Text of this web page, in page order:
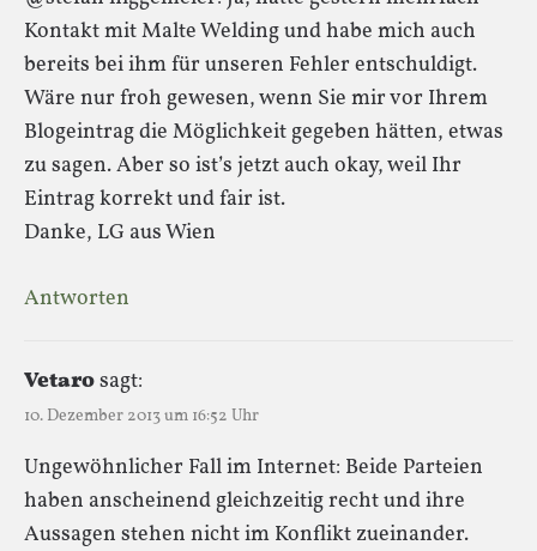
Kontakt mit Malte Welding und habe mich auch
bereits bei ihm für unseren Fehler entschuldigt.
Wäre nur froh gewesen, wenn Sie mir vor Ihrem
Blogeintrag die Möglichkeit gegeben hätten, etwas
zu sagen. Aber so ist’s jetzt auch okay, weil Ihr
Eintrag korrekt und fair ist.
Danke, LG aus Wien
Antworten
Vetarosagt:
10. Dezember 2013 um 16:52 Uhr
Ungewöhnlicher Fall im Internet: Beide Parteien
haben anscheinend gleichzeitig recht und ihre
Aussagen stehen nicht im Konflikt zueinander.